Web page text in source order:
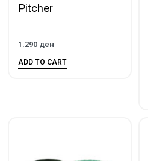
Pitcher
1.290 ден
ADD TO CART